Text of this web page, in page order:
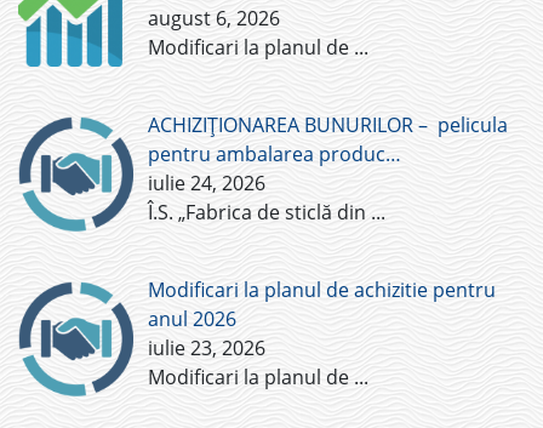
august 6, 2026
Modificari la planul de ...
ACHIZIȚIONAREA BUNURILOR – pelicula
pentru ambalarea produc…
iulie 24, 2026
Î.S. „Fabrica de sticlă din ...
Modificari la planul de achizitie pentru
anul 2026
iulie 23, 2026
Modificari la planul de ...